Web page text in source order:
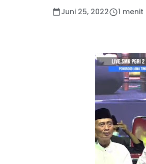
Juni 25, 2022 1